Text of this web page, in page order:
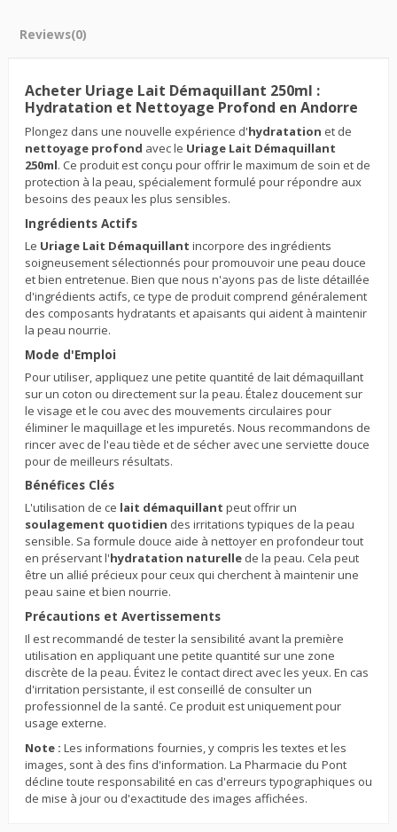
Reviews(0)
Acheter Uriage Lait Démaquillant 250ml :
Hydratation et Nettoyage Profond en Andorre
Plongez dans une nouvelle expérience d'hydratation et de
nettoyage profond avec le Uriage Lait Démaquillant
250ml. Ce produit est conçu pour offrir le maximum de soin et de
protection à la peau, spécialement formulé pour répondre aux
besoins des peaux les plus sensibles.
Ingrédients Actifs
Le Uriage Lait Démaquillant incorpore des ingrédients
soigneusement sélectionnés pour promouvoir une peau douce
et bien entretenue. Bien que nous n'ayons pas de liste détaillée
d'ingrédients actifs, ce type de produit comprend généralement
des composants hydratants et apaisants qui aident à maintenir
la peau nourrie.
Mode d'Emploi
Pour utiliser, appliquez une petite quantité de lait démaquillant
sur un coton ou directement sur la peau. Étalez doucement sur
le visage et le cou avec des mouvements circulaires pour
éliminer le maquillage et les impuretés. Nous recommandons de
rincer avec de l'eau tiède et de sécher avec une serviette douce
pour de meilleurs résultats.
Bénéfices Clés
L'utilisation de ce lait démaquillant peut offrir un
soulagement quotidien des irritations typiques de la peau
sensible. Sa formule douce aide à nettoyer en profondeur tout
en préservant l'hydratation naturelle de la peau. Cela peut
être un allié précieux pour ceux qui cherchent à maintenir une
peau saine et bien nourrie.
Précautions et Avertissements
Il est recommandé de tester la sensibilité avant la première
utilisation en appliquant une petite quantité sur une zone
discrète de la peau. Évitez le contact direct avec les yeux. En cas
d'irritation persistante, il est conseillé de consulter un
professionnel de la santé. Ce produit est uniquement pour
usage externe.
Note : Les informations fournies, y compris les textes et les
images, sont à des fins d'information. La Pharmacie du Pont
décline toute responsabilité en cas d'erreurs typographiques ou
de mise à jour ou d'exactitude des images affichées.